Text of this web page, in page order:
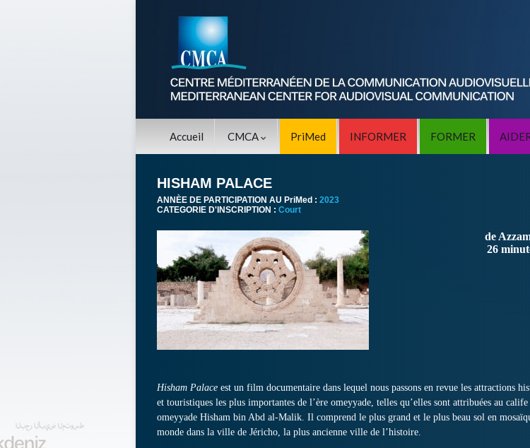
Accueil CMCA PriMed INFORMER FORMER
HISHAM PALACE
ANNÈE DE PARTICIPATION AU PriMed : 2023
CATEGORIE D'INSCRIPTION : Court
de
26
Hisham Palace est un film documentaire dans lequel nous passons en revue les attractions
et touristiques les plus importantes de l’ère omeyyade, telles qu’elles sont attribuées au calife
omeyyade Hisham bin Abd al-Malik. Il comprend le plus grand et le plus beau sol en
monde dans la ville de Jéricho, la plus ancienne ville de l’histoire.